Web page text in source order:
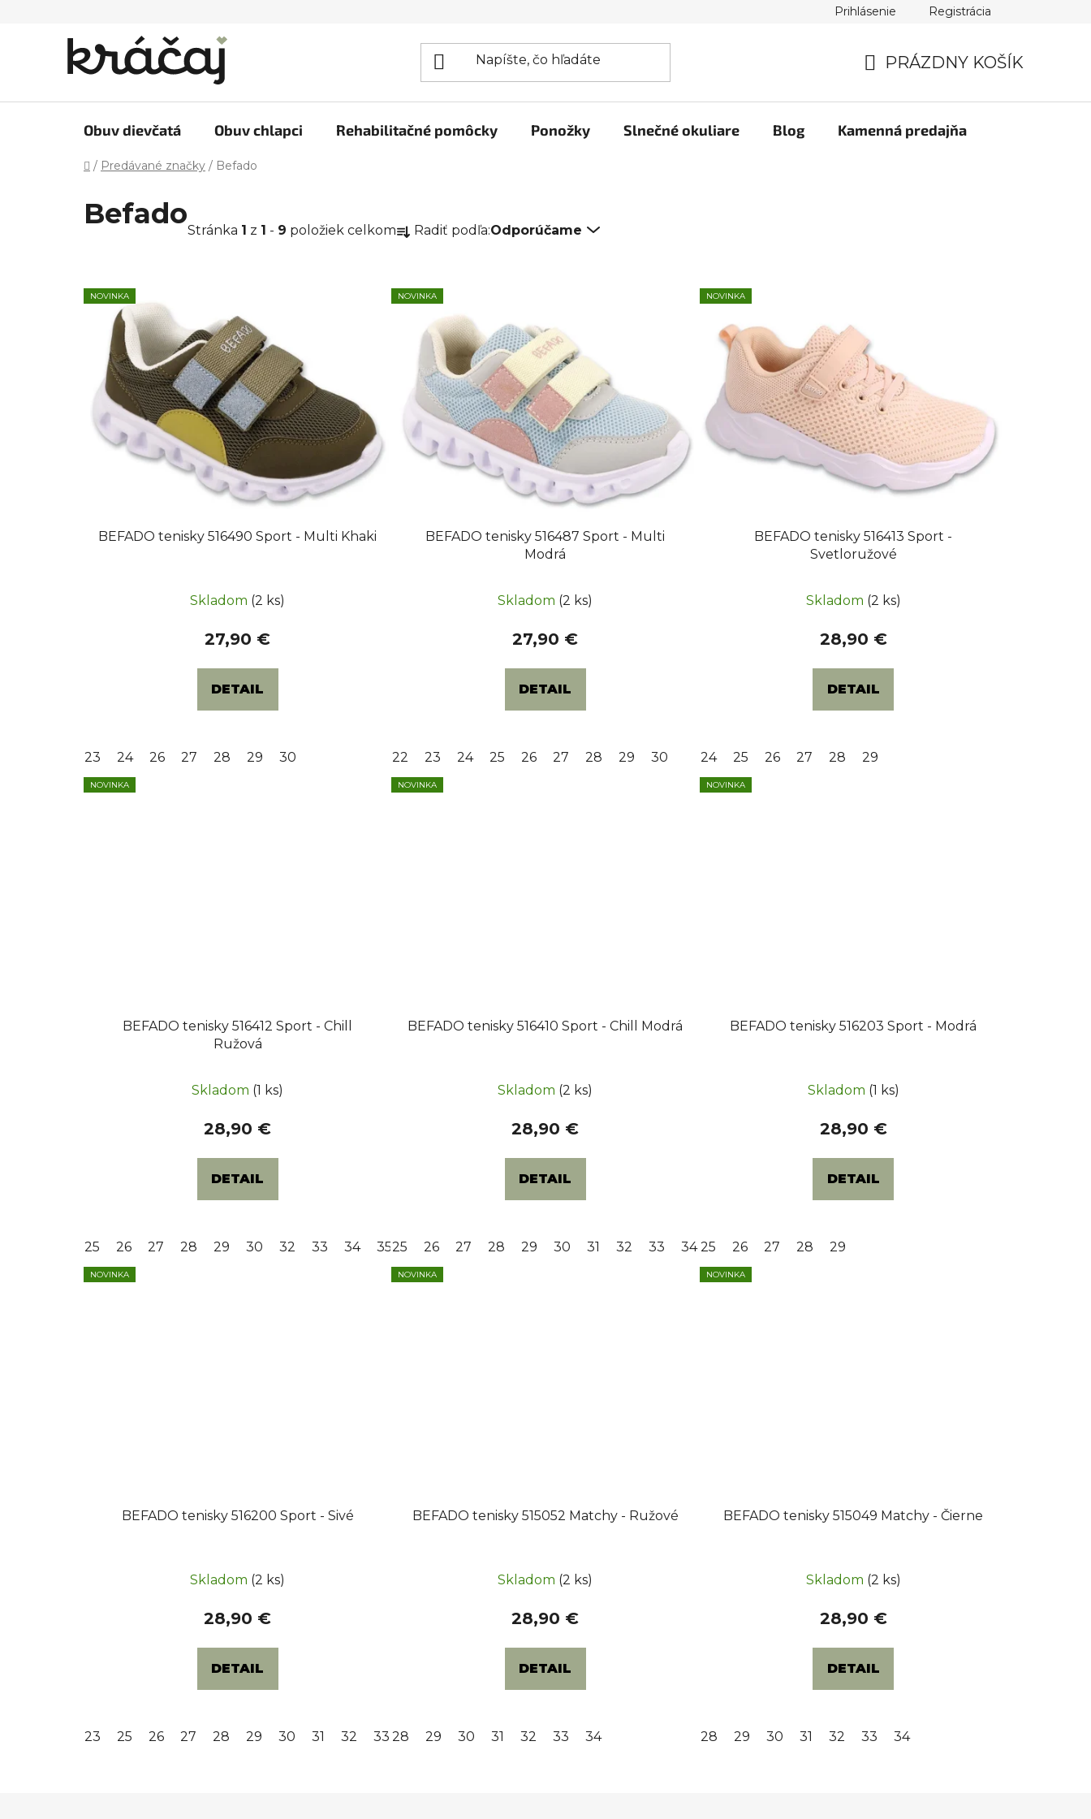
Prihlásenie Registrácia
KOŠÍK
PRÁZDNY KOŠÍK
Obuv dievčatá Obuv chlapci Rehabilitačné pomôcky Ponožky Slnečné okuliare Blog Kamenná predajňa
Domov
/ Predávané značky / Befado
BefadoStránka 1 z 1 - 9 položiek celkoma
n
u
Radiť podľa:Odporúčame
V
ý
s
u
NOVINKA
BEFADO tenisky 516490 Sport - Multi Khaki
Skladom (2 ks)
27,90 €
DETAIL
23 24 26 27 28 29 30
NOVINKA
BEFADO tenisky 516487 Sport - Multi
Modrá
Skladom (2 ks)
27,90 €
DETAIL
22 23 24 25 26 27 28 29 30
NOVINKA
BEFADO tenisky 516413 Sport -
Svetloružové
Skladom (2 ks)
28,90 €
DETAIL
24 25 26 27 28 29
NOVINKA
BEFADO tenisky 516412 Sport - Chill
Ružová
Skladom (1 ks)
28,90 €
DETAIL
25 26 27 28 29 30 32 33 34 35
NOVINKA
BEFADO tenisky 516410 Sport - Chill Modrá
Skladom (2 ks)
28,90 €
DETAIL
25 26 27 28 29 30 31 32 33 34 35 36
NOVINKA
BEFADO tenisky 516203 Sport - Modrá
Skladom (1 ks)
28,90 €
DETAIL
25 26 27 28 29
NOVINKA
BEFADO tenisky 516200 Sport - Sivé
Skladom (2 ks)
28,90 €
DETAIL
23 25 26 27 28 29 30 31 32 33 34 35 36
NOVINKA
BEFADO tenisky 515052 Matchy - Ružové
Skladom (2 ks)
28,90 €
DETAIL
28 29 30 31 32 33 34
NOVINKA
BEFADO tenisky 515049 Matchy - Čierne
Skladom (2 ks)
28,90 €
DETAIL
28 29 30 31 32 33 34